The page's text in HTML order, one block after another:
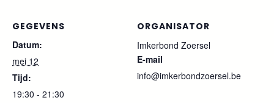
GEGEVENS
Datum:
mei 12
Tijd:
19:30 - 21:30
ORGANISATOR
Imkerbond Zoersel
E-mail
info@imkerbondzoersel.be